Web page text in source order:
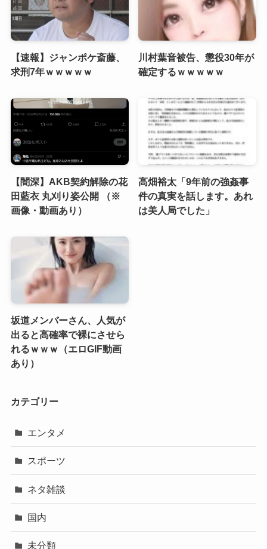
【速報】ジャンポケ斎藤、
求刑7年ｗｗｗｗｗ
川村葉音被告、懲役30年が
確定するｗｗｗｗｗ
【闇深】AKB契約解除の花
田藍衣 丸刈り姿公開 （※
画像・動画あり）
高畑裕太「9年前の強姦事
件の真実を話します。あれ
は美人局でした」
坂道メンバーさん、人気が
出ると高確率で裸にさせら
れるｗｗｗ（エロGIF動画
あり）
カテゴリー
エンタメ
スポーツ
ネタ雑談
国内
未分類